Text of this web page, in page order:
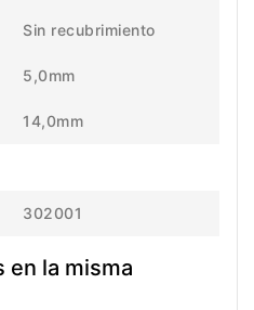
Sin recubrimiento
5,0mm
14,0mm
302001
la misma